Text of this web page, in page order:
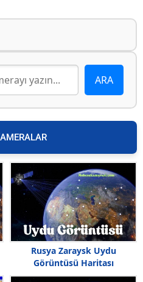
Rusya Zaraysk Uydu
Görüntüsü Haritası